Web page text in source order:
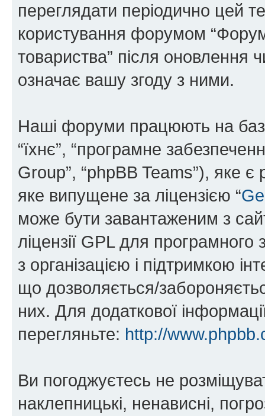
переглядати періодично цей
користування форумом
товариства” після оновлення
означає вашу згоду з ними.
Наші форуми працюють на
“їхнє”, “програмне
Group”, “phpBB Teams”), яке
яке випущене за ліцензією “
може бути завантаженим з
ліцензії GPL для
з організацією і підтримкою
що дозволяється/
них. Для додаткової
перегляньте: http://
Ви погоджуєтесь не
наклепницькі, ненависні,